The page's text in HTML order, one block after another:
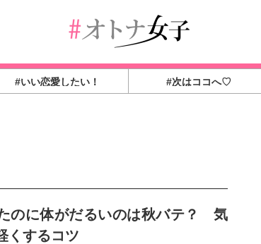
#いい恋愛したい！ #次はココへ♡
のに体がだるいのは秋バテ？ 気
くするコツ